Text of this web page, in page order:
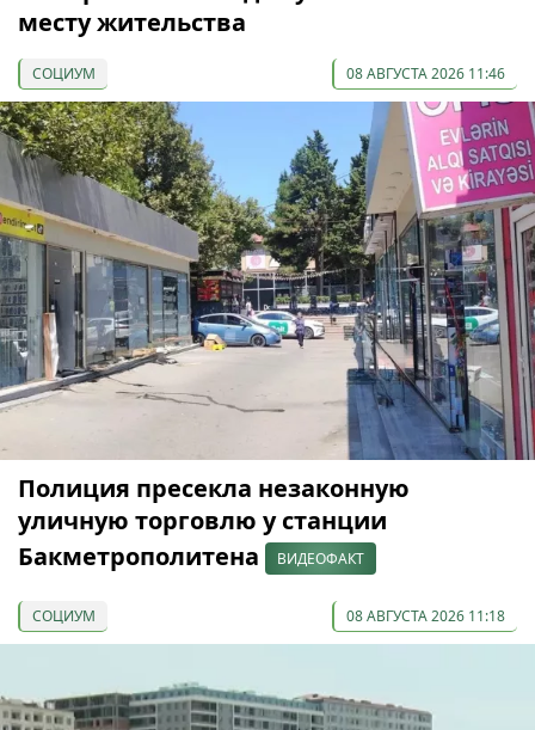
месту жительства
СОЦИУМ 08 АВГУСТА 2026 11:46
Полиция пресекла незаконную
уличную торговлю у станции
Бакметрополитена
ВИДЕОФАКТ
СОЦИУМ 08 АВГУСТА 2026 11:18